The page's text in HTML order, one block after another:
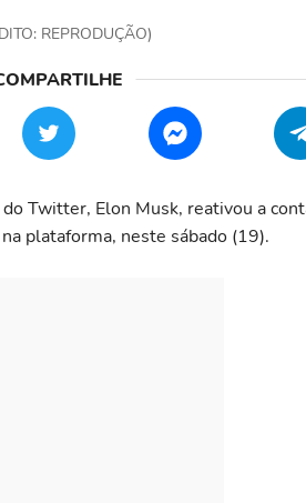
REPRODUÇÃO)
Twitter, Elon Musk, reativou a
plataforma, neste sábado (19).